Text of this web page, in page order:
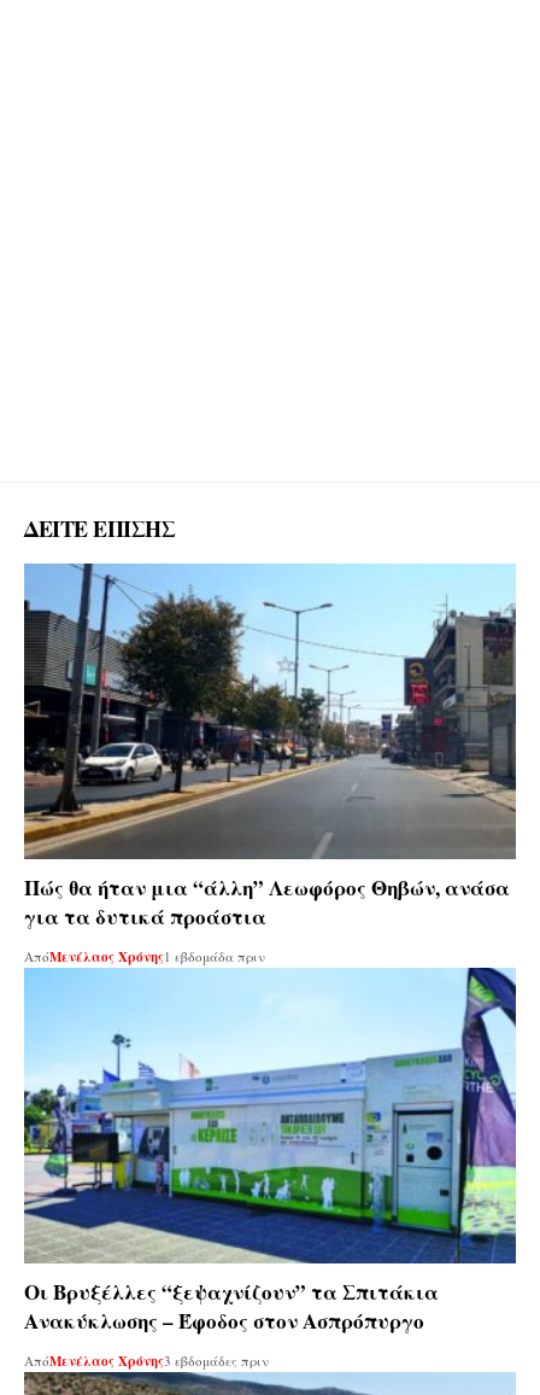
ΔΕΙΤΕ ΕΠΙΣΗΣ
Πώς θα ήταν μια “άλλη” Λεωφόρος Θηβών, ανάσα
για τα δυτικά προάστια
ΑπόΜενέλαος Χρόνης1 εβδομάδα πριν
Οι Βρυξέλλες “ξεψαχνίζουν” τα Σπιτάκια
Ανακύκλωσης – Έφοδος στον Ασπρόπυργο
ΑπόΜενέλαος Χρόνης3 εβδομάδες πριν